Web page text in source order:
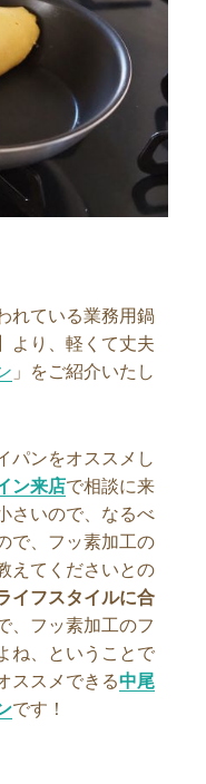
れている業務用鍋
より、軽くて丈夫
」をご紹介いたし
パンをオススメし
ン来店で相談に来
さいので、なるべ
で、フッ素加工の
えてくださいとの
イフスタイルに合
、フッ素加工のフ
ね、ということで
ススメできる中尾
です！